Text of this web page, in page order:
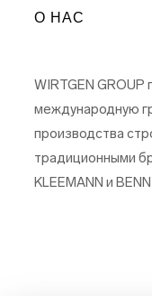
О НАС
WIRTGEN
международную
производства
традиционными
KLEEMANN и